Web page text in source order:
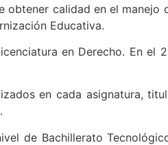
obtener calidad en el
Educativa.
en Derecho. En el
en cada asignatura,
de Bachillerato